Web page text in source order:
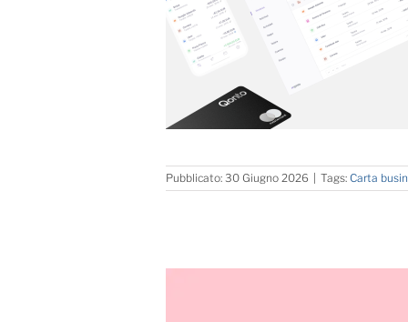
Pubblicato: 30 Giugno 2026 Tags: Carta